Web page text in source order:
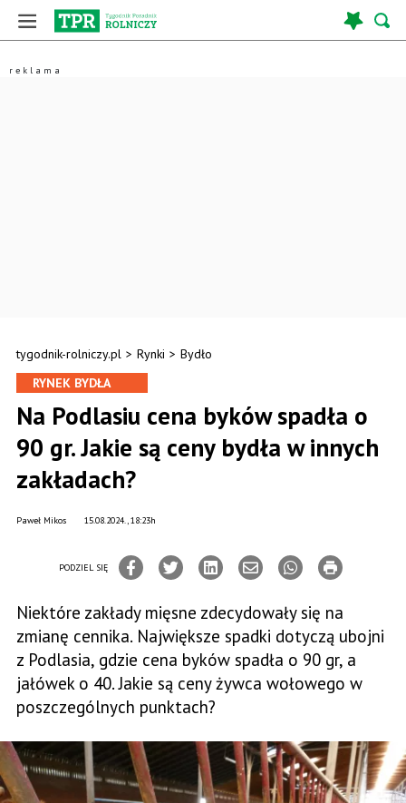
tygodnik-rolniczy.pl > Rynki > Bydło
RYNEK BYDŁA
Na Podlasiu cena byków spadła o
90 gr. Jakie są ceny bydła w innych
zakładach?
15.08.2024., 18:23h
Paweł Mikos
PODZIEL SIĘ
Niektóre zakłady mięsne zdecydowały się na
zmianę cennika. Największe spadki dotyczą ubojni
z Podlasia, gdzie cena byków spadła o 90 gr, a
jałówek o 40. Jakie są ceny żywca wołowego w
poszczególnych punktach?